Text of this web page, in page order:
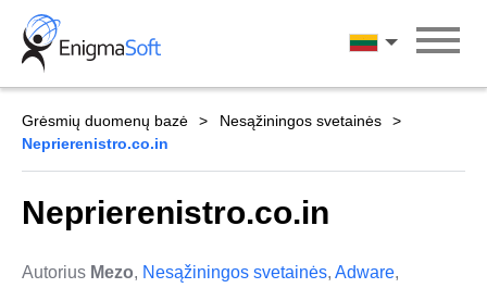
Skip
content
Lietuvių
Grėsmių duomenų bazė
Nesąžiningos svetainės
Neprierenistro.co.in
Neprierenistro.co.in
Autorius Mezo, Nesąžiningos svetainės, Adware,